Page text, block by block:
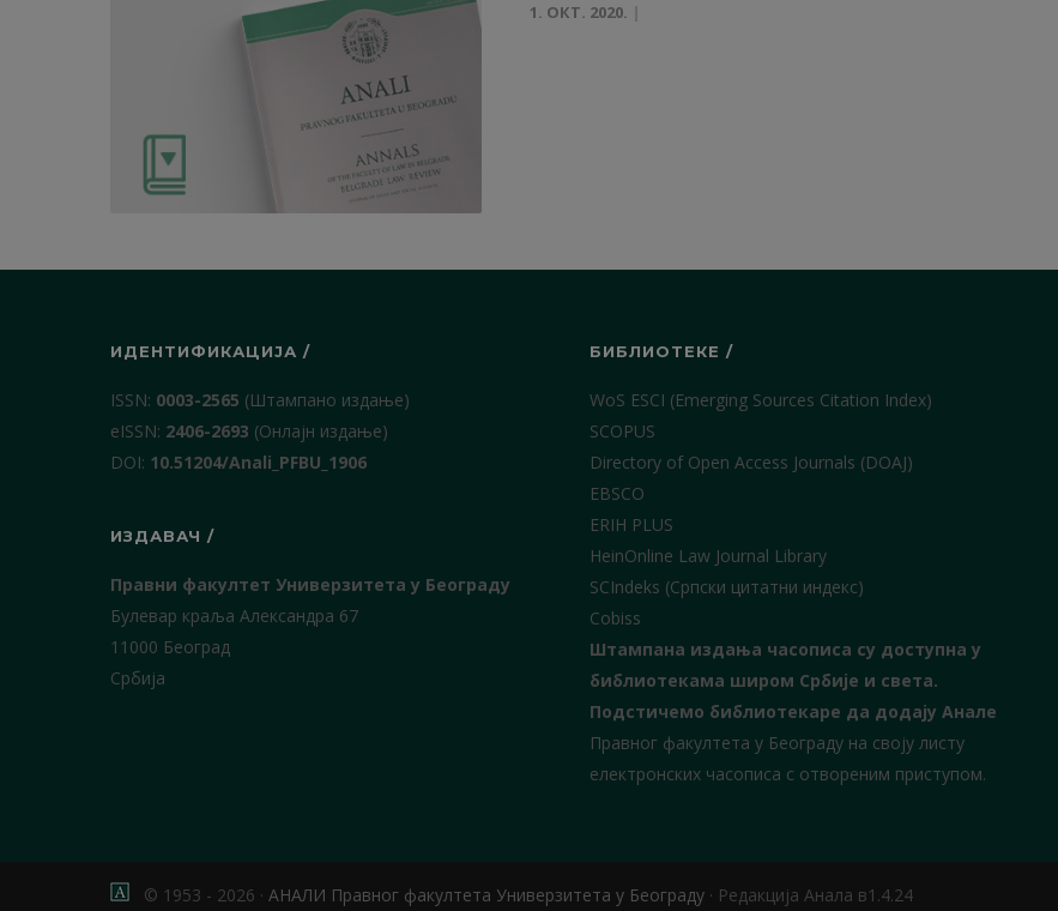
1. ОКТ. 2020.
ИДЕНТИФИКАЦИЈА /
ISSN: 0003-2565 (Штампано издање)
еISSN: 2406-2693 (Онлајн издање)
DOI: 10.51204/Anali_PFBU_1906
ИЗДАВАЧ /
Правни факултет Универзитета у Београду
Булевар краља Александра 67
11000 Београд
Србија
БИБЛИОТЕКЕ /
WoS ESCI (Emerging Sources Citation Index)
SCOPUS
Directory of Open Access Journals (DOAJ)
EBSCO
ERIH PLUS
HeinOnline Law Journal Library
SCIndeks (Српски цитатни индекс)
Cobiss
Штампана издања часописа су доступна у
библиотекама широм Србије и света.
Подстичемо библиотекаре да додају Анале
Правног факултета у Београду на своју листу
електронских часописа с отвореним приступом.
© 1953 - 2026 · АНАЛИ Правног факултета Универзитета у Београду · Редакција Анала в1.4.24